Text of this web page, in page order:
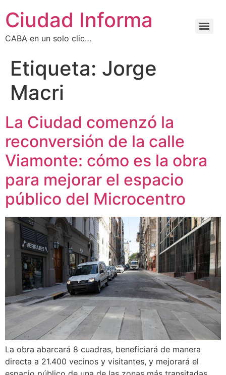
Ciudad Informa
CABA en un solo clic…
Etiqueta: Jorge
Macri
La Ciudad comenzó la
reconversión de la calle
Viamonte: cómo es la obra
para mejorar el espacio
público del Microcentro
La obra abarcará 8 cuadras, beneficiará de manera
directa a 21.400 vecinos y visitantes, y mejorará el